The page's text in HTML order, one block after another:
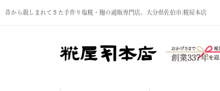
昔から親しまれてきた手作り塩糀・麹の通販専門店。大分県佐伯市:糀屋本店